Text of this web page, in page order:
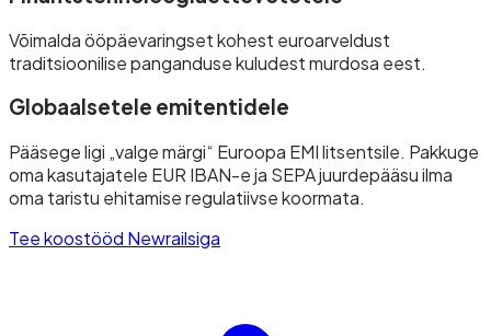
Võimalda ööpäevaringset kohest euroarveldust
traditsioonilise panganduse kuludest murdosa eest.
Globaalsetele emitentidele
Pääsege ligi „valge märgi“ Euroopa EMI litsentsile. Pakkuge
oma kasutajatele EUR IBAN-e ja SEPA juurdepääsu ilma
oma taristu ehitamise regulatiivse koormata.
Tee koostööd Newrailsiga